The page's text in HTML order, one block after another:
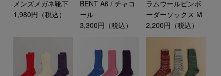
メンズメガネ靴下
1,980円（税込）
BENT A6 / チャコ
ール
3,300円（税込）
ラムウールピンボ
ーダーソックス M
2,200円（税込）